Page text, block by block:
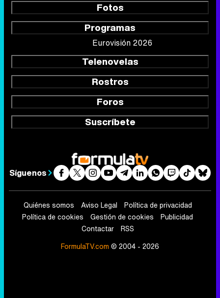
Fotos
Programas
Eurovisión 2026
Telenovelas
Rostros
Foros
Suscríbete
Síguenos
Quiénes somos Aviso Legal
Política de privacidad
Política de cookies
Gestión de cookies
Publicidad
Contactar
RSS
FormulaTV.com © 2004 - 2026